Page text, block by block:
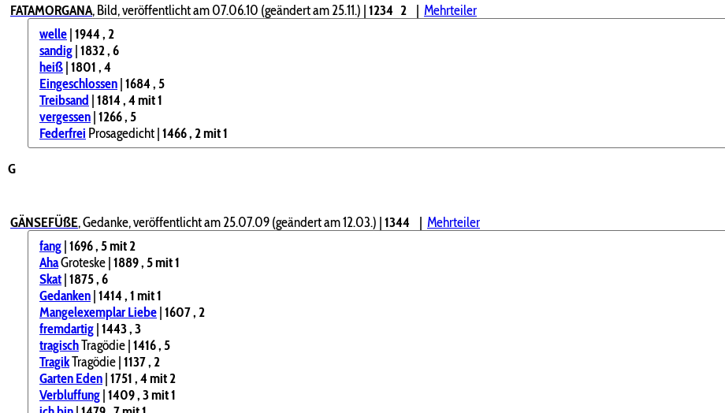
FATAMORGANA,Bild, veröffentlicht am 07.06.10 (geändert am 25.11.) |1234 2 | Mehrteiler
welle|1944, 2
sandig|1832, 6
heiß|1801, 4
Eingeschlossen|1684, 5
Treibsand |1814, 4mit 1
vergessen|1266, 5
Federfrei Prosagedicht |1466, 2mit 1
G
GÄNSEFÜßE,Gedanke, veröffentlicht am 25.07.09 (geändert am 12.03.) |1344 | Mehrteiler
fang|1696, 5mit 2
AhaGroteske |1889, 5mit 1
Skat|1875, 6
Gedanken|1414, 1mit 1
Mangelexemplar Liebe|1607, 2
fremdartig|1443, 3
tragischTragödie |1416, 5
TragikTragödie |1137, 2
Garten Eden|1751, 4mit 2
Verbluffung|1409, 3mit 1